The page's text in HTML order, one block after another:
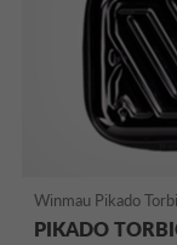
Winmau Pikado
PIKADO